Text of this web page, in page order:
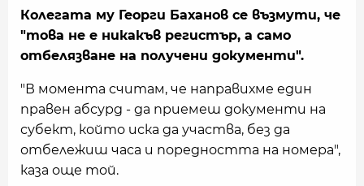
Колегата му Георги Баханов се възмути, че
"това не е никакъв регистър, а само
отбелязване на получени документи".
"В момента считам, че направихме един
правен абсурд - да приемеш документи на
субект, който иска да участва, без да
отбележиш часа и поредността на номера",
каза още той.